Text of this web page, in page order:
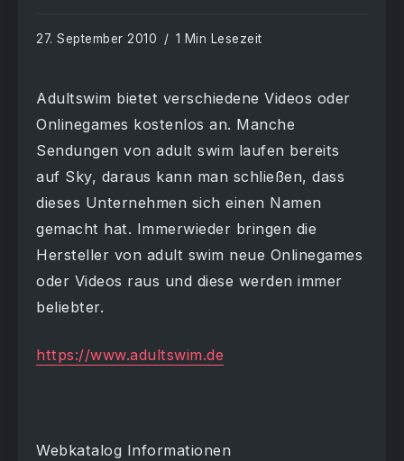
27. September 2010 1 Min Lesezeit
Adultswim bietet verschiedene Videos oder
Onlinegames kostenlos an. Manche
Sendungen von adult swim laufen bereits
auf Sky, daraus kann man schließen, dass
dieses Unternehmen sich einen Namen
gemacht hat. Immerwieder bringen die
Hersteller von adult swim neue Onlinegames
oder Videos raus und diese werden immer
beliebter.
https://www.adultswim.de
Webkatalog Informationen